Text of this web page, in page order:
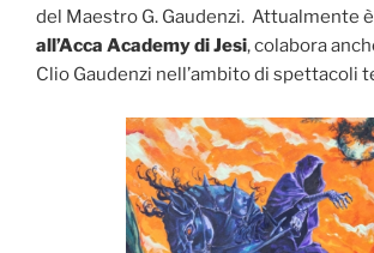
del Maestro G. Gaudenzi. Attualmente è
all’Acca Academy di Jesi, colabora
Clio Gaudenzi nell’ambito di spettacoli